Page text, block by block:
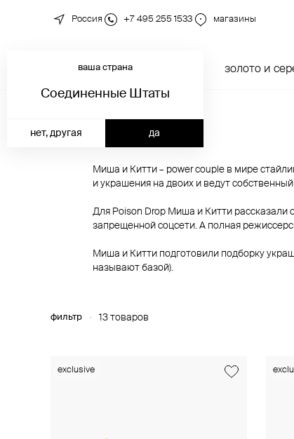
Россия +7 495 255 1533 магазины
новинки золото и
ваша страна
Соединенные Штаты
да
нет, другая
Миша и Китти – power couple в мире
и украшения на двоих и ведут
Для Poison Drop Миша и Китти рассказали
запрещенной соцсети. А полная
Миша и Китти подготовили подборку
называют базой).
фильтр 13 товаров
exclusive